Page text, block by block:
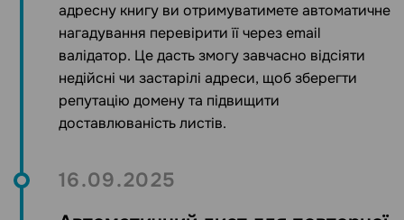
адресну книгу ви отримуватимете автоматичне
нагадування перевірити її через email
валідатор. Це дасть змогу завчасно відсіяти
недійсні чи застарілі адреси, щоб зберегти
репутацію домену та підвищити
доставлюваність листів.
16.09.2025